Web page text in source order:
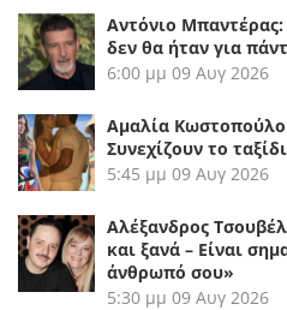
Αντόνιο
δεν θα ήταν για
6:00 μμ 09 Αυγ 2026
Αμαλία
Συνεχίζουν το
5:45 μμ 09 Αυγ 2026
Αλέξανδρος
και ξανά – Είναι
άνθρωπό σου»
5:30 μμ 09 Αυγ 2026